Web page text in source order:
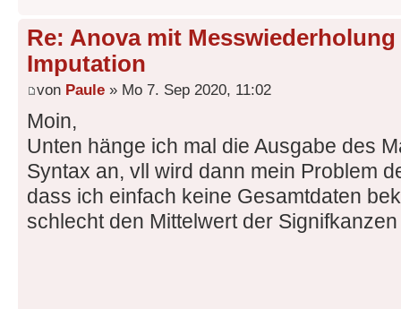
Re: Anova mit
Imputation
von Paule » Mo 7. Sep 2020, 11:02
Moin,
Unten hänge ich mal die Ausgabe des
Syntax an, vll wird dann mein Problem
dass ich einfach keine Gesamtdaten
schlecht den Mittelwert der